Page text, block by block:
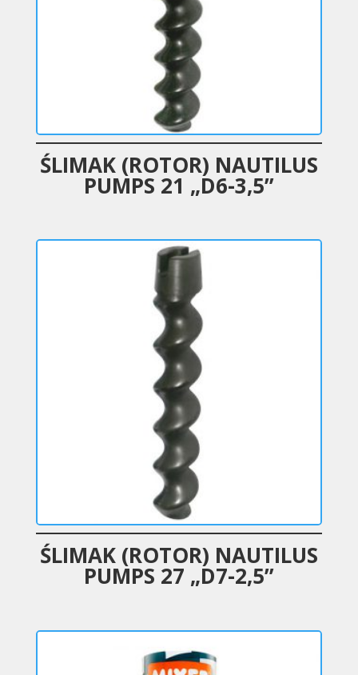
ŚLIMAK (ROTOR) NAUTILUS
PUMPS 21 „D6-3,5”
ŚLIMAK (ROTOR) NAUTILUS
PUMPS 27 „D7-2,5”